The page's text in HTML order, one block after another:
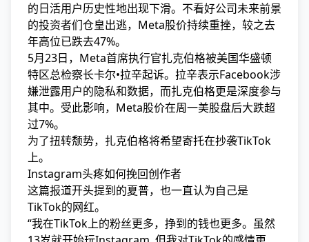
的日活用户历史性地出现下滑。不看好公司未来前景
的投资者们仓皇出逃，Meta股价持续重挫，较之去
年高位已跌去47%。
5月23日，Meta首席执行官扎克伯格被美国华盛顿
特区总检察长卡尔•拉辛起诉。拉辛表示Facebook涉
嫌泄露用户的隐私和数据，而扎克伯格更是深度参与
其中。受此影响，Meta股价在周一美股盘后大跌超
过7%。
为了扭转颓势，扎克伯格将希望寄托在抄袭TikTok
上。
Instagram头疼如何挽回创作者
这篇报道开头提到的夏普，也一直认为自己是
TikTok的网红。
“我在TikTok上的粉丝更多，挣到的钱也更多。虽然